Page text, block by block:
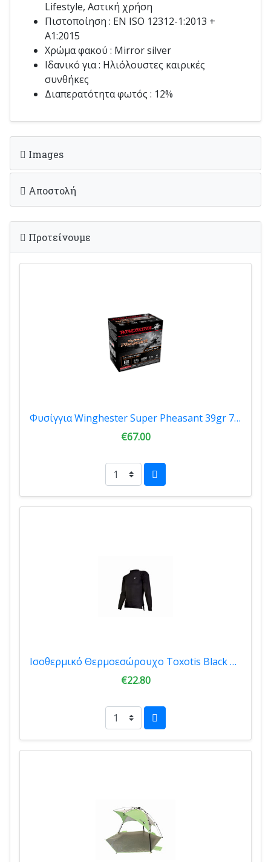
Lifestyle, Αστική χρήση
Πιστοποίηση : EN ISO 12312-1:2013 +
A1:2015
Χρώμα φακού : Mirror silver
Ιδανικό για : Ηλιόλουστες καιρικές
συνθήκες
Διαπερατότητα φωτός : 12%
Images
Αποστολή
Προτείνουμε
Φυσίγγια Winghester Super Pheasant 39gr 70mm 2¾" X12PHV
€67.00
Ισοθερμικό Θερμοεσώρουχο Toxotis Black 090TB
€22.80